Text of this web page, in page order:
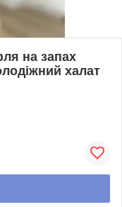
на запах
халат